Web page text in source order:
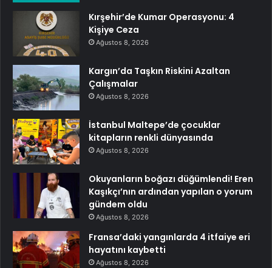
Kırşehir’de Kumar Operasyonu: 4
Kişiye Ceza
Ağustos 8, 2026
Kargın’da Taşkın Riskini Azaltan
Çalışmalar
Ağustos 8, 2026
İstanbul Maltepe’de çocuklar
kitapların renkli dünyasında
Ağustos 8, 2026
Okuyanların boğazı düğümlendi! Eren
Kaşıkçı’nın ardından yapılan o yorum
gündem oldu
Ağustos 8, 2026
Fransa’daki yangınlarda 4 itfaiye eri
hayatını kaybetti
Ağustos 8, 2026